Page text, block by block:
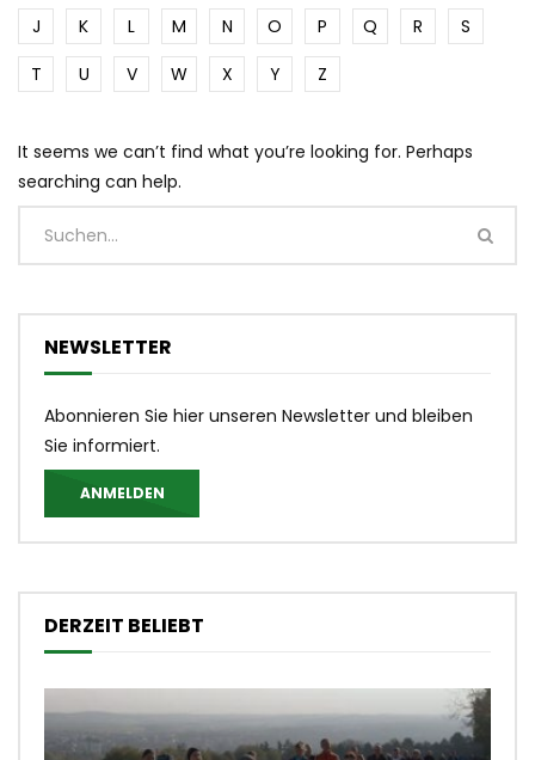
J
K L M N O P Q R
S
T
U V W X Y Z
It seems we can’t find what you’re looking for. Perhaps
searching can help.
NEWSLETTER
Abonnieren Sie hier unseren Newsletter und bleiben
Sie informiert.
ANMELDEN
DERZEIT BELIEBT